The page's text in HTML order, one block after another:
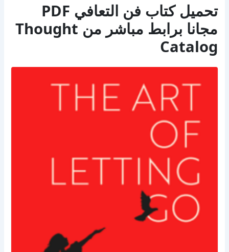
تحميل كتاب فن التعافي PDF
مجانا برابط مباشر من Thought
Catalog